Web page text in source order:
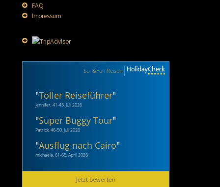
FAQ
Impressum
Sun&Fun Reisen
"Toller Reiseführer"
Jennifer, 41-45, Juli 2026
"Super Buggy Tour"
Patrick, 46-50, Juli 2026
"Ausflug nach Cairo"
michaela, 61-65, April 2026
Jetzt bewerten